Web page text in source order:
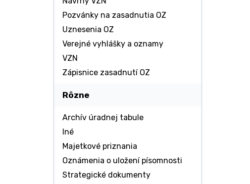
Pozvánky na zasadnutia OZ
Uznesenia OZ
Verejné vyhlášky a oznamy
VZN
Zápisnice zasadnutí OZ
Rôzne
Archív úradnej tabule
Iné
Majetkové priznania
Oznámenia o uložení písomnosti
Strategické dokumenty